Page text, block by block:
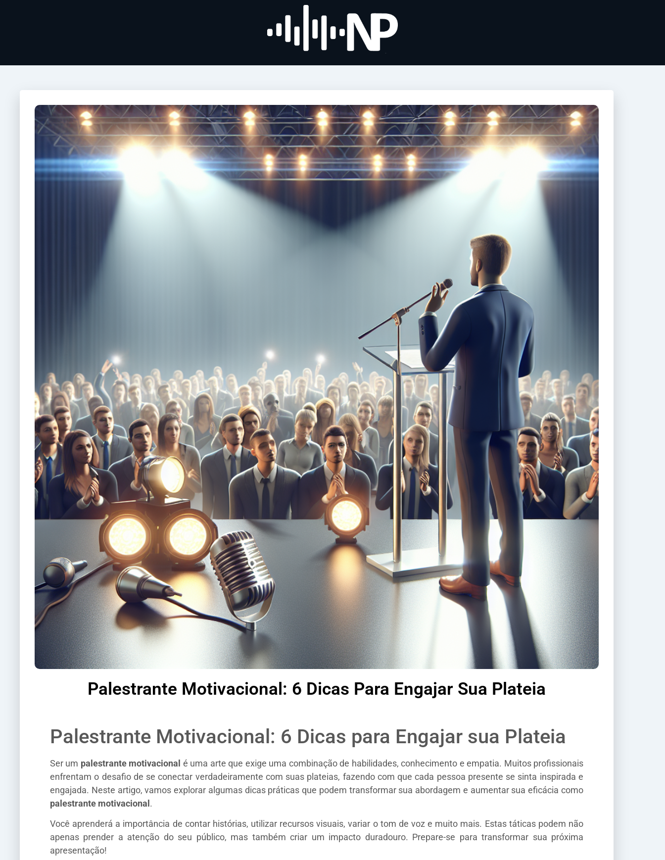
Palestrante Motivacional: 6 Dicas Para Engajar Sua Plateia
Palestrante Motivacional: 6 Dicas para Engajar sua Plateia
Ser um palestrante motivacional é uma arte que exige uma combinação de habilidades, conhecimento e empatia. Muitos profissionais
enfrentam o desafio de se conectar verdadeiramente com suas plateias, fazendo com que cada pessoa presente se sinta inspirada e
engajada. Neste artigo, vamos explorar algumas dicas práticas que podem transformar sua abordagem e aumentar sua eficácia como
palestrante motivacional.
Você aprenderá a importância de contar histórias, utilizar recursos visuais, variar o tom de voz e muito mais. Estas táticas podem não
apenas prender a atenção do seu público, mas também criar um impacto duradouro. Prepare-se para transformar sua próxima
apresentação!